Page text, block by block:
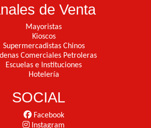
de Venta
Mayoristas
Kioscos
Supermercadistas Chinos
Comerciales Petroleras
Escuelas e Instituciones
Hotelería
SOCIAL
Facebook
Instagram